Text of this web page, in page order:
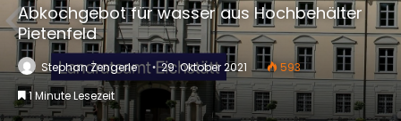
Abkochgebot für wasser aus Hochbehälter
Pietenfeld
Stephan Zengerle 29. Oktober 2021
593
1 Minute Lesezeit